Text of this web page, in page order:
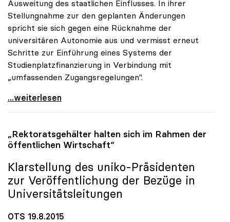
Ausweitung des staatlichen Einflusses. In ihrer
Stellungnahme zur den geplanten Änderungen
spricht sie sich gegen eine Rücknahme der
universitären Autonomie aus und vermisst erneut
Schritte zur Einführung eines Systems der
Studienplatzfinanzierung in Verbindung mit
„umfassenden Zugangsregelungen".
Uni-Gesetz: Unis bangen um Autonomie
...weiterlesen
„Rektoratsgehälter halten sich im Rahmen der
öffentlichen Wirtschaft“
Klarstellung des uniko-Präsidenten
zur Veröffentlichung der Bezüge in
Universitätsleitungen
OTS 19.8.2015